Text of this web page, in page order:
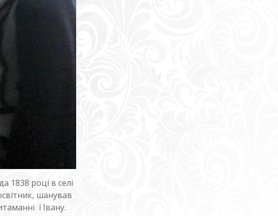
1838 році в селі
шанував
і Івану.